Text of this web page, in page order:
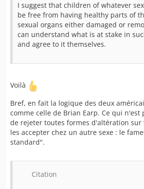
I suggest that children of whatever
be free from having healthy parts of
sexual organs either damaged or
can understand what is at stake in
and agree to it themselves.
Voilà
Bref, en fait la logique des deux
comme celle de Brian Earp. Ce qui n'est
de rejeter toutes formes d'altération sur
les accepter chez un autre sexe : le
standard".
Citation